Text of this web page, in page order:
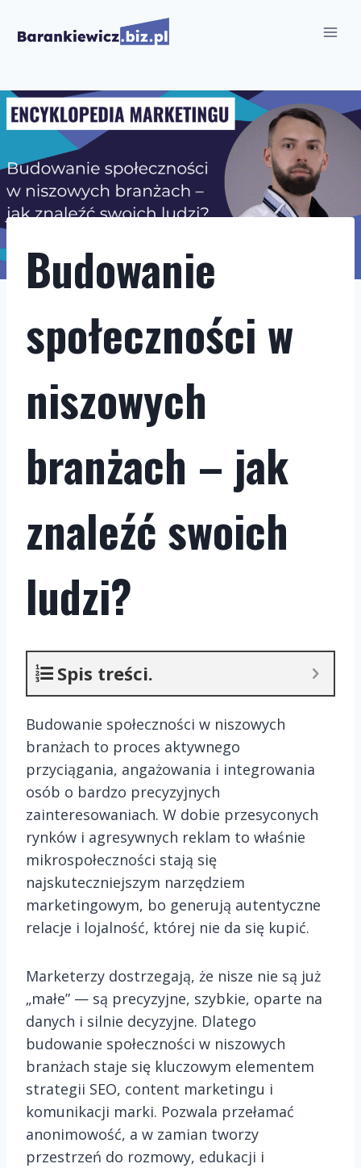
Budowanie
społeczności w
niszowych
branżach – jak
znaleźć swoich
ludzi?
Spis treści.
Budowanie społeczności w niszowych
branżach to proces aktywnego
przyciągania, angażowania i integrowania
osób o bardzo precyzyjnych
zainteresowaniach. W dobie przesyconych
rynków i agresywnych reklam to właśnie
mikrospołeczności stają się
najskuteczniejszym narzędziem
marketingowym, bo generują autentyczne
relacje i lojalność, której nie da się kupić.
Marketerzy dostrzegają, że nisze nie są już
„małe” — są precyzyjne, szybkie, oparte na
danych i silnie decyzyjne. Dlatego
budowanie społeczności w niszowych
branżach staje się kluczowym elementem
strategii SEO, content marketingu i
komunikacji marki. Pozwala przełamać
anonimowość, a w zamian tworzy
przestrzeń do rozmowy, edukacji i